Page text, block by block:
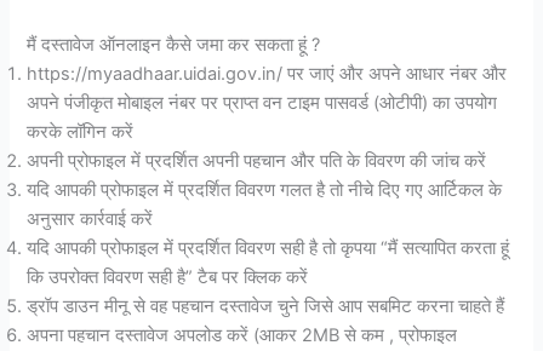
मैं दस्तावेज ऑनलाइन कैसे जमा कर सकता हूं ?
https://myaadhaar.uidai.gov.in/ पर जाएं और अपने आधार नंबर और
अपने पंजीकृत मोबाइल नंबर पर प्राप्त वन टाइम पासवर्ड (ओटीपी) का उपयोग
करके लॉगिन करें
अपनी प्रोफाइल में प्रदर्शित अपनी पहचान और पति के विवरण की जांच करें
यदि आपकी प्रोफाइल में प्रदर्शित विवरण गलत है तो नीचे दिए गए आर्टिकल के
अनुसार कार्रवाई करें
यदि आपकी प्रोफाइल में प्रदर्शित विवरण सही है तो कृपया “मैं सत्यापित करता हूं
कि उपरोक्त विवरण सही है” टैब पर क्लिक करें
ड्रॉप डाउन मीनू से वह पहचान दस्तावेज चुने जिसे आप सबमिट करना चाहते हैं
अपना पहचान दस्तावेज अपलोड करें (आकर 2MB से कम , प्रोफाइल